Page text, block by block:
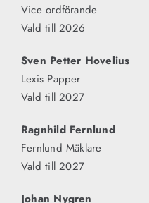
Vice ordförande
Vald till 2026
Sven Petter Hovelius
Lexis Papper
Vald till 2027
Ragnhild Fernlund
Fernlund Mäklare
Vald till 2027
Johan Nygren